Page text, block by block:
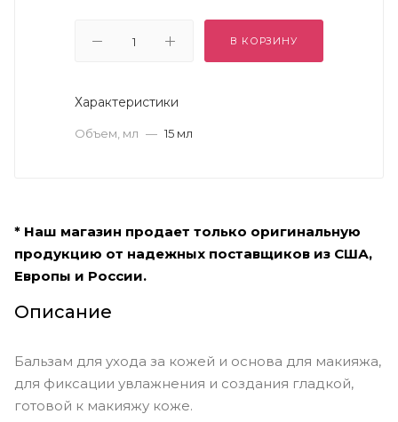
В КОРЗИНУ
Характеристики
Объем, мл — 15 мл
* Наш магазин продает только оригинальную
продукцию от надежных поставщиков из США,
Европы и России.
Описание
Бальзам для ухода за кожей и основа для макияжа,
для фиксации увлажнения и создания гладкой,
готовой к макияжу коже.